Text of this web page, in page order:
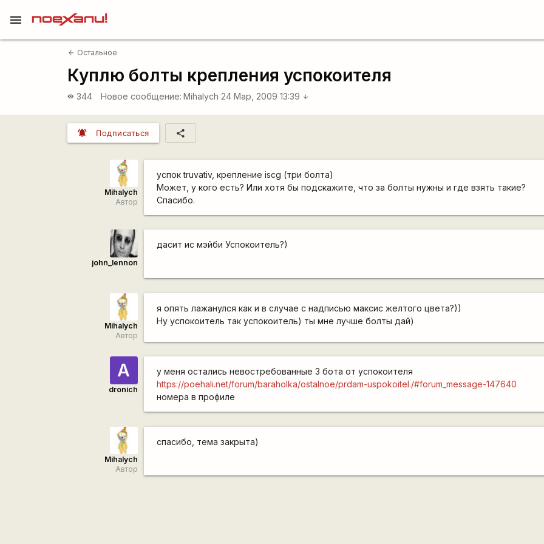
menu
arrow_back Остальное
Куплю болты крепления успокоителя
visibility 344 Новое сообщение: Mihalych 24 Мар, 2009 13:39 arrow_downward
notifications_active Подписаться share
Mihalych
Автор
успок truvativ, крепление iscg (три болта)
Может, у кого есть? Или хотя бы подскажите, что за болты нужны и где взять такие?
Спасибо.
john_lennon
дасит ис мэйби Успокоитель?)
Mihalych
Автор
я опять лажанулся как и в случае с надписью максис желтого цвета?))
Ну успокоитель так успокоитель) ты мне лучше болты дай)
А
dronich
у меня остались невостребованные 3 бота от успокоителя
https://poehali.net/forum/baraholka/ostalnoe/prdam-uspokoitel./#forum_message-147640
номера в профиле
Mihalych
Автор
спасибо, тема закрыта)